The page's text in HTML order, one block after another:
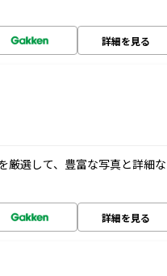
詳細を見る
厳選して、豊富な写真と詳細な
詳細を見る